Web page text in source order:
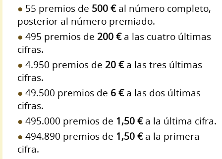
55 premios de 500 €al número completo,
posterior al número premiado.
495 premios de 200 €a las cuatro últimas
cifras.
4.950 premios de 20 €a las tres últimas
cifras.
49.500 premios de 6 €a las dos últimas
cifras.
495.000 premios de 1,50 €a la última cifra.
494.890 premios de 1,50 €a la primera
cifra.